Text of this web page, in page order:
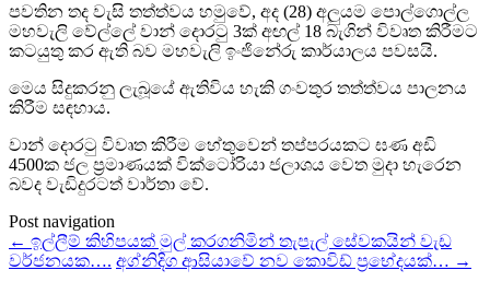
පවතින තද වැසි තත්ත්වය හමුවේ, අද (28) අලුයම පොල්ගොල්ල
මහවැලි වේල්ලේ වාන් දොරටු 3ක් අඟල් 18 බැගින් විවෘත කිරීමට
කටයුතු කර ඇති බව මහවැලි ඉංජිනේරු කාර්යාලය පවසයි.
මෙය සිදුකරනු ලැබූයේ ඇතිවිය හැකි ගංවතුර තත්ත්වය පාලනය
කිරීම සඳහාය.
වාන් දොරටු විවෘත කිරීම හේතුවෙන් තප්පරයකට ඝණ අඩි
4500ක ජල ප්‍රමාණයක් වික්ටෝරියා ජලාශය වෙත මුදා හැරෙන
බවද වැඩිදුරටත් වාර්තා වේ.
Post navigation
← ඉල්ලීම් කිහිපයක් මුල් කරගනිමින් තැපැල් සේවකයින් වැඩ
වර්ජනයක…. අග්නිදිග ආසියාවේ නව කොවිඩ් ප්‍රභේදයක්… →